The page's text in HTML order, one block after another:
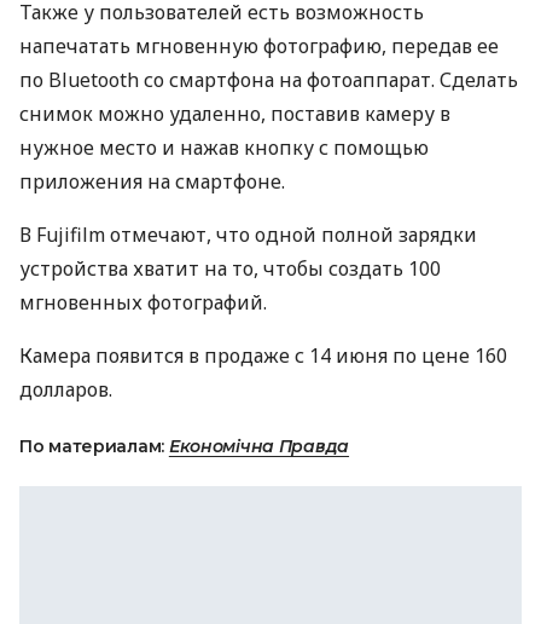
Также у пользователей есть возможность
напечатать мгновенную фотографию, передав ее
по Bluetooth со смартфона на фотоаппарат. Сделать
снимок можно удаленно, поставив камеру в
нужное место и нажав кнопку с помощью
приложения на смартфоне.
В Fujifilm отмечают, что одной полной зарядки
устройства хватит на то, чтобы создать 100
мгновенных фотографий.
Камера появится в продаже с 14 июня по цене 160
долларов.
По материалам: Економічна Правда